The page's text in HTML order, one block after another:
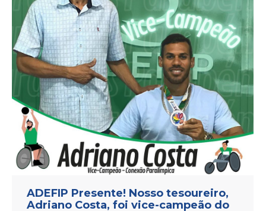
ADEFIP Presente! Nosso tesoureiro,
Adriano Costa, foi vice-campeão do